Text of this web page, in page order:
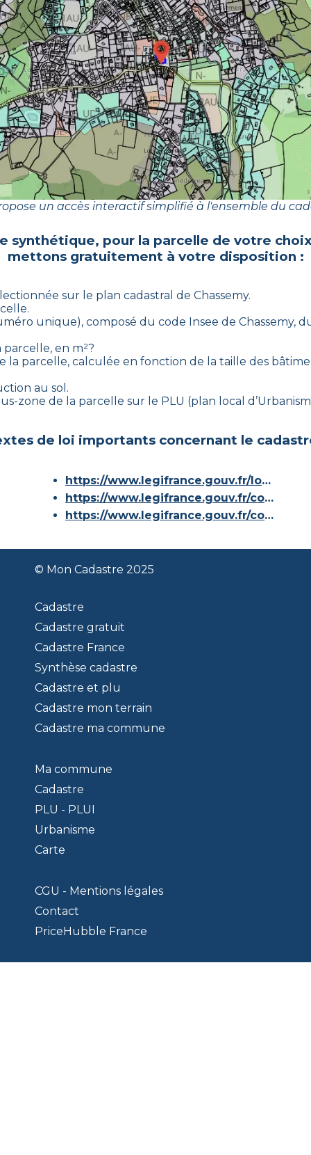
un accès interactif simplifié à l'ensemble du
synthétique, pour la parcelle de votre
mettons gratuitement à votre disposition :
sur le plan cadastral de Chassemy.
unique), composé du code Insee de Chassemy,
en m²?
la parcelle, calculée en fonction de la taille des
au sol.
zone de la parcelle sur le PLU (plan local
de loi importants concernant le
https://www.legifrance.gouv.fr/loda/id/JORFTEXT000000686267/
https://www.legifrance.gouv.fr/codes/article_lc/LEGIARTI000036588629/
https://www.legifrance.gouv.fr/codes/id/LEGISCTA000006180153/
© Mon Cadastre 2025
Cadastre
Cadastre gratuit
Cadastre France
Synthèse cadastre
Cadastre et plu
Cadastre mon terrain
Cadastre ma commune
Ma commune
Cadastre
PLU - PLUI
Urbanisme
Carte
CGU - Mentions légales
Contact
PriceHubble France